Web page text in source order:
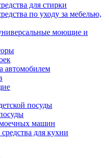
для стирки
по уходу за мебелью,
моющие и
автомобилем
посуды
машин
для кухни